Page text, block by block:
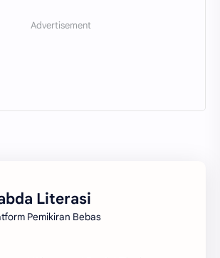
Literasi
Pemikiran Bebas